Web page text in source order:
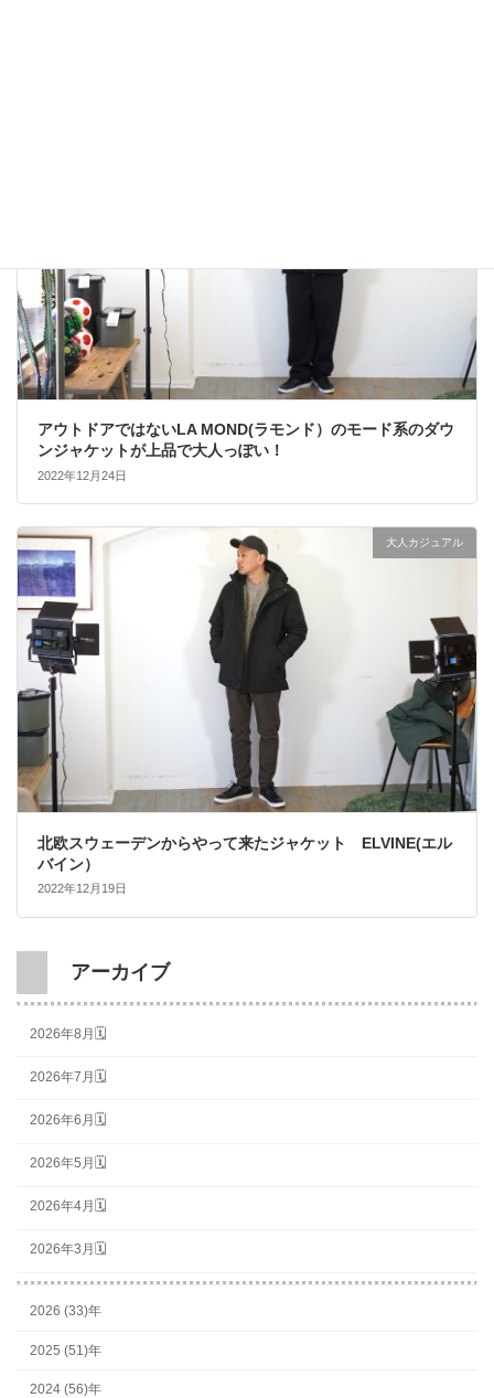
アウトドアではないLA MOND(ラモンド）のモード系のダウ
ンジャケットが上品で大人っぽい！
2022年12月24日
大人カジュアル
北欧スウェーデンからやって来たジャケット ELVINE(エル
バイン）
2022年12月19日
アーカイブ
2026年8月🗓
2026年7月🗓
2026年6月🗓
2026年5月🗓
2026年4月🗓
2026年3月🗓
2026 (33)年
2025 (51)年
2024 (56)年